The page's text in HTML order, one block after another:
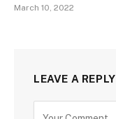
March 10, 2022
LEAVE A REPLY